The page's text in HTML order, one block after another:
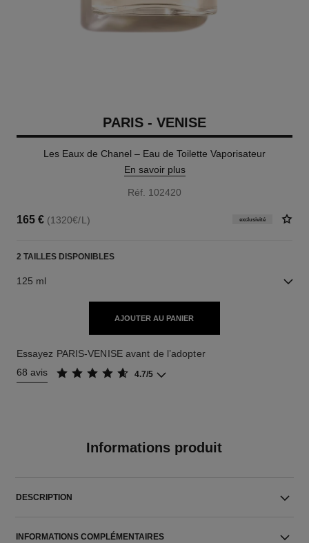
PARIS - VENISE
Les Eaux de Chanel – Eau de Toilette Vaporisateur
En savoir plus
Réf. 102420
165 € (1320€/L) exclusivité
2 TAILLES DISPONIBLES
125 ml
AJOUTER AU PANIER
Essayez PARIS-VENISE avant de l’adopter
68 avis
4.7/5
Informations produit
DESCRIPTION
INFORMATIONS COMPLÉMENTAIRES